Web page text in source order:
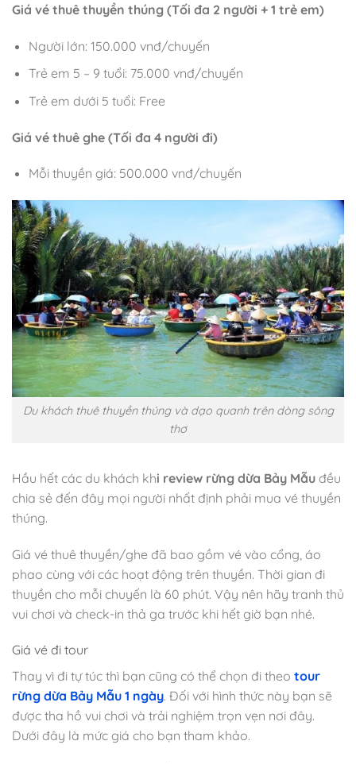
Giá vé thuê thuyền thúng (Tối đa 2 người + 1 trẻ em)
Người lớn: 150.000 vnđ/chuyến
Trẻ em 5 – 9 tuổi: 75.000 vnđ/chuyến
Trẻ em dưới 5 tuổi: Free
Giá vé thuê ghe (Tối đa 4 người đi)
Mỗi thuyền giá: 500.000 vnđ/chuyến
Du khách thuê thuyền thúng và dạo quanh trên dòng sông
thơ
Hầu hết các du khách khi review rừng dừa Bảy Mẫu đều
chia sẻ đến đây mọi người nhất định phải mua vé thuyền
thúng.
Giá vé thuê thuyền/ghe đã bao gồm vé vào cổng, áo
phao cùng với các hoạt động trên thuyền. Thời gian đi
thuyền cho mỗi chuyến là 60 phút. Vậy nên hãy tranh thủ
vui chơi và check-in thả ga trước khi hết giờ bạn nhé.
Giá vé đi tour
Thay vì đi tự túc thì bạn cũng có thể chọn đi theo tour
rừng dừa Bảy Mẫu 1 ngày. Đối với hình thức này bạn sẽ
được tha hồ vui chơi và trải nghiệm trọn vẹn nơi đây.
Dưới đây là mức giá cho bạn tham khảo.